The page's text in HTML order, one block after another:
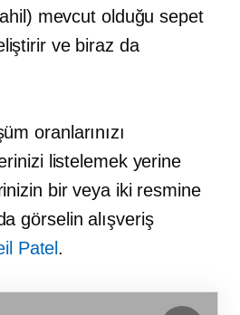
mevcut olduğu sepet
ve biraz da
oranlarınızı
listelemek yerine
bir veya iki resmine
görselin alışveriş
Patel .